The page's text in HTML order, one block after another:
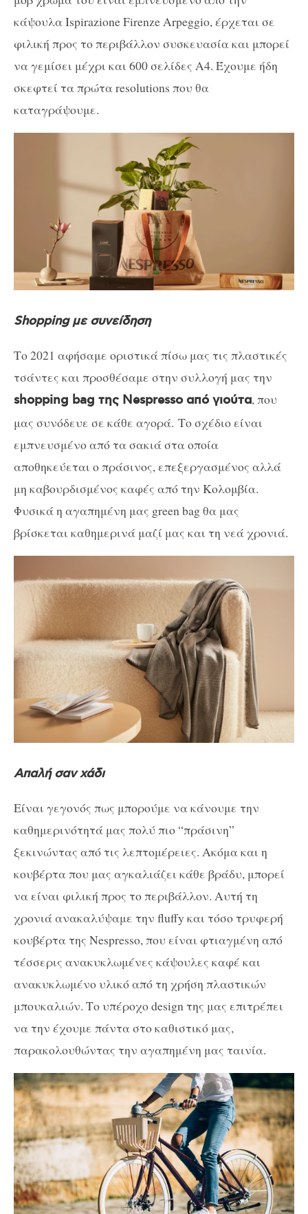
κάψουλαIspirazione Firenze Arpeggio, έρχεται σε
φιλική προς το περιβάλλον συσκευασία και μπορεί
να γεμίσει μέχρι και 600 σελίδες Α4. Έχουμε ήδη
σκεφτεί τα πρώτα resolutions που θα
καταγράψουμε.
Shoppingμε συνείδηση
Το 2021 αφήσαμε οριστικά πίσω μας τις πλαστικές
τσάντες και προσθέσαμε στην συλλογή μας την
shopping bag της Nespresso από γιούτα, που
μας συνόδευε σε κάθε αγορά. Το σχέδιο είναι
εμπνευσμένο από τα σακιά στα οποία
αποθηκεύεται ο πράσινος, επεξεργασμένος αλλά
μη καβουρδισμένος καφές από την Κολομβία.
Φυσικά η αγαπημένη μας green bag θα μας
βρίσκεται καθημερινά μαζί μας και τη νεά χρονιά.
Απαλή σαν χάδι
Είναι γεγονός πως μπορούμε να κάνουμε την
καθημερινότητά μας πολύ πιο “πράσινη”
ξεκινώντας από τις λεπτομέρειες. Ακόμα και η
κουβέρτα που μας αγκαλιάζει κάθε βράδυ, μπορεί
να είναι φιλική προς το περιβάλλον. Αυτή τη
χρονιά ανακαλύψαμε την fluffy και τόσο τρυφερή
κουβέρτα της Nespresso, που είναι φτιαγμένη από
τέσσερις ανακυκλωμένες κάψουλες καφέ και
ανακυκλωμένο υλικό από τη χρήση πλαστικών
μπουκαλιών. Το υπέροχο design της μας επιτρέπει
να την έχουμε πάντα στο καθιστικό μας,
παρακολουθώντας την αγαπημένη μας ταινία.